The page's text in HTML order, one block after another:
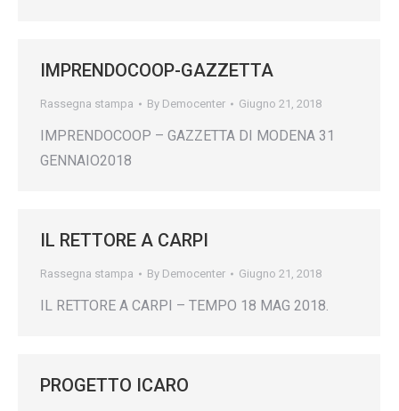
IMPRENDOCOOP-GAZZETTA
Rassegna stampa By Democenter Giugno 21, 2018
IMPRENDOCOOP – GAZZETTA DI MODENA 31
GENNAIO2018
IL RETTORE A CARPI
Rassegna stampa By Democenter Giugno 21, 2018
IL RETTORE A CARPI – TEMPO 18 MAG 2018.
PROGETTO ICARO